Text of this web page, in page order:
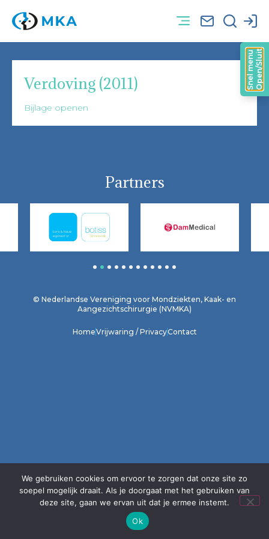
Verdoving (2011)
Bijlage openen
Partners
5 6 7 8 9 1011 12
© Nederlandse Vereniging voor Mondziekten, Kaak- en
Aangezichtschirurgie (NVMKA)
HomeVrijwaring / PrivacyContact
We gebruiken cookies om ervoor te zorgen dat onze site zo
soepel mogelijk draait. Als je doorgaat met het gebruiken van
deze site, gaan we ervan uit dat je ermee instemt.
Ok
Open/Sluit
Snel menu